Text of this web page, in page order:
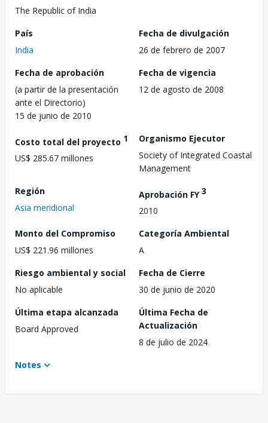
The Republic of India
País
India
Fecha de divulgación
26 de febrero de 2007
Fecha de aprobación
(a partir de la presentación
ante el Directorio)
15 de junio de 2010
Fecha de vigencia
12 de agosto de 2008
Costo total del proyecto 1
US$ 285.67 millones
Organismo Ejecutor
Society of Integrated Coastal
Management
Región
Asia meridional
Aprobación FY3
2010
Monto del Compromiso
US$ 221.96 millones
Categoría Ambiental
A
Riesgo ambiental y social
No aplicable
Fecha de Cierre
30 de junio de 2020
Última etapa alcanzada
Board Approved
Última Fecha de
Actualización
8 de julio de 2024
Notes